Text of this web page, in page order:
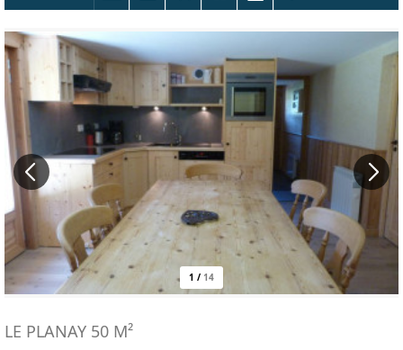
1 / 14
LE PLANAY 50 M²